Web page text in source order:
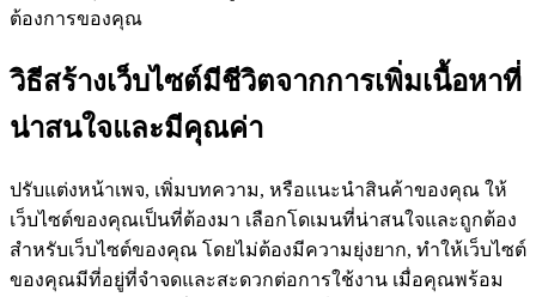
ต้องการของคุณ
วิธีสร้างเว็บไซต์มีชีวิตจากการเพิ่มเนื้อหาที่
น่าสนใจและมีคุณค่า
ปรับแต่งหน้าเพจ, เพิ่มบทความ, หรือแนะนำสินค้าของคุณ ให้
เว็บไซต์ของคุณเป็นที่ต้องมา เลือกโดเมนที่น่าสนใจและถูกต้อง
สำหรับเว็บไซต์ของคุณ โดยไม่ต้องมีความยุ่งยาก, ทำให้เว็บไซต์
ของคุณมีที่อยู่ที่จำจดและสะดวกต่อการใช้งาน เมื่อคุณพร้อม